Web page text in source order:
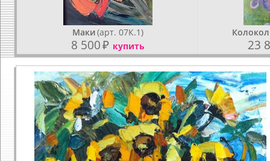
Маки(арт. 07К.1)
8 500₽ купить 23